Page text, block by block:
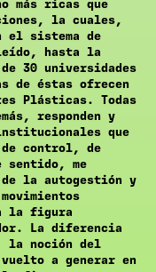
más ricas que
la cuales,
el sistema de
hasta la
30 universidades
de éstas ofrecen
Plásticas. Todas
responden y
que
control, de
sentido, me
la autogestión y
la figura
La diferencia
la noción del
a generar en